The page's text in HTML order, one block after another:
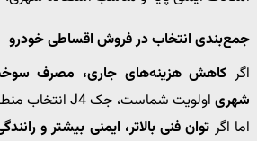
جمع‌بندی انتخاب در فروش اقساطی خودرو
اگر کاهش هزینه‌های جاری، مصرف سوخت
شهری اولویت شماست، جک J4 انتخاب منطقی‌تری است.
اما اگر توان فنی بالاتر، ایمنی بیشتر و